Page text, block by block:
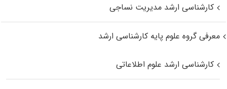
کارشناسی ارشد مدیریت نساجی
معرفی گروه علوم پایه کارشناسی ارشد
کارشناسی ارشد علوم اطلاعاتی